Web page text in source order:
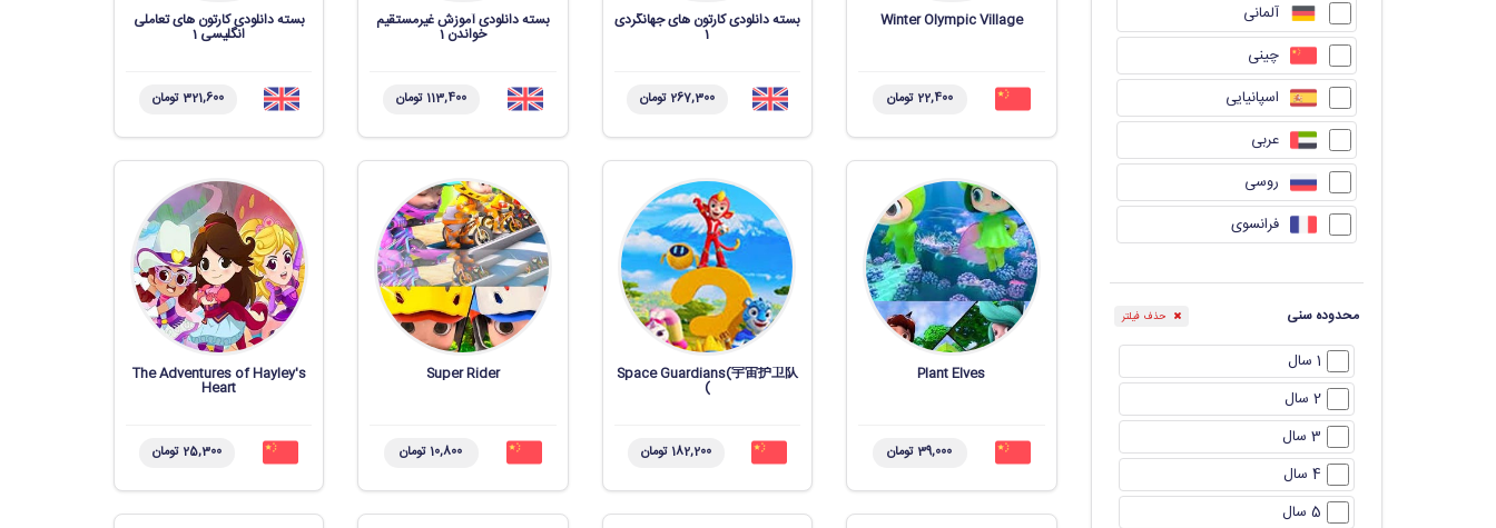
آلمانی
چینی
اسپانیایی
عربی
روسی
فرانسوی
محدوده سنی حذف فیلتر
1 سال
2 سال
3 سال
4 سال
5 سال
بسته دانلودی کارتون های تعاملی
انگلیسی 1
321,600 تومان
بسته دانلودی آموزش غیرمستقیم
خواندن 1
113,400 تومان
بسته دانلودی کارتون های جهانگردی
1
267,300 تومان
Winter Olympic Village
22,400 تومان
The Adventures of Hayley's
Heart
25,300 تومان
Super Rider
10,800 تومان
Space Guardians(宇宙护卫队
)
182,200 تومان
Plant Elves
39,000 تومان